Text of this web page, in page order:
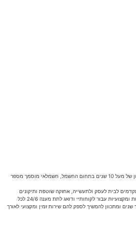
אני עמית מתן חשמלאי מוסמך, עם ניסיון של מעל 10 שנים בתחום החשמל, חשמלאי מוסמך מספר
לבית לעסק ולתעשייה, אחזקה שוטפת ותיקונים
בתחומי החשמל, אני לא מתפשר על שירות ומקצועיות עבור לקוחותיי ודואג לתת מענה 24/6 לכל
ומתכוון להמשיך לספק להם שירות זמין ומקצועי לאורך